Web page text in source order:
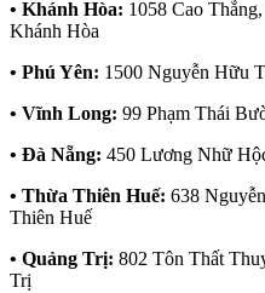
• Khánh Hòa: 1058 Cao
Khánh Hòa
• Phú Yên: 1500 Nguyễn Hữu
• Vĩnh Long: 99 Phạm Thái
• Đà Nẵng: 450 Lương Nhữ
• Thừa Thiên Huế: 638
Thiên Huế
• Quảng Trị: 802 Tôn Thất
Trị